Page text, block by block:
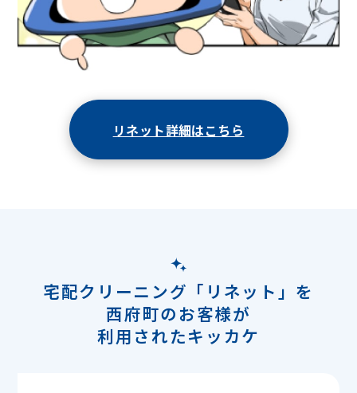
リネット詳細はこちら
宅配クリーニング「リネット」を
西府町のお客様が
利用されたキッカケ